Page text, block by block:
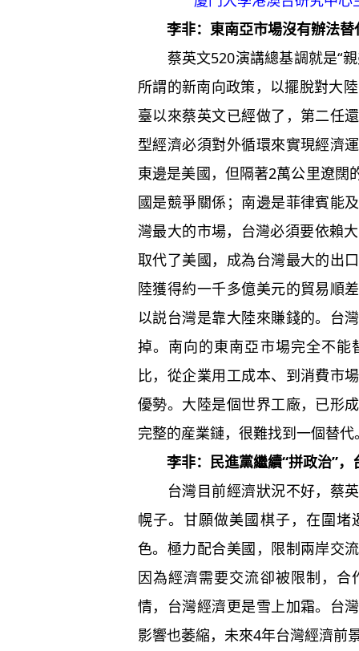
李非：東南亞市場沒有辦法替
蔡英文520演講總基調就是“親
所謂的新南向政策，以擺脫對大
臺以來蔡英文已經做了，第二任
型經濟必須對外循環來實現經濟
東邊是美國，但隔著2萬公里遼闊
國是競爭關係；南邊是菲律賓能
灣最大的市場，台灣必須要依賴
取代了美國，成為台灣最大的出
陸獲得約一千多億美元的貿易順
以説台灣是靠大陸來賺錢的。台
掉。南向的東南亞市場完全不
比，從企業用工成本、到消費市
優勢。大陸是個世界工廠，已形
完整的産業鏈，很難找到一個替代。
李非：民進黨繼續“拼政治”，
台灣目前經濟狀況不好，蔡英
幌子。甘願做美國棋子，在圍
色。極力配合美國，限制兩岸交
因為經濟需要交流卻被限制，
情，台灣經濟更是雪上加霜。台
影響也萎縮，未來4年台灣經濟前